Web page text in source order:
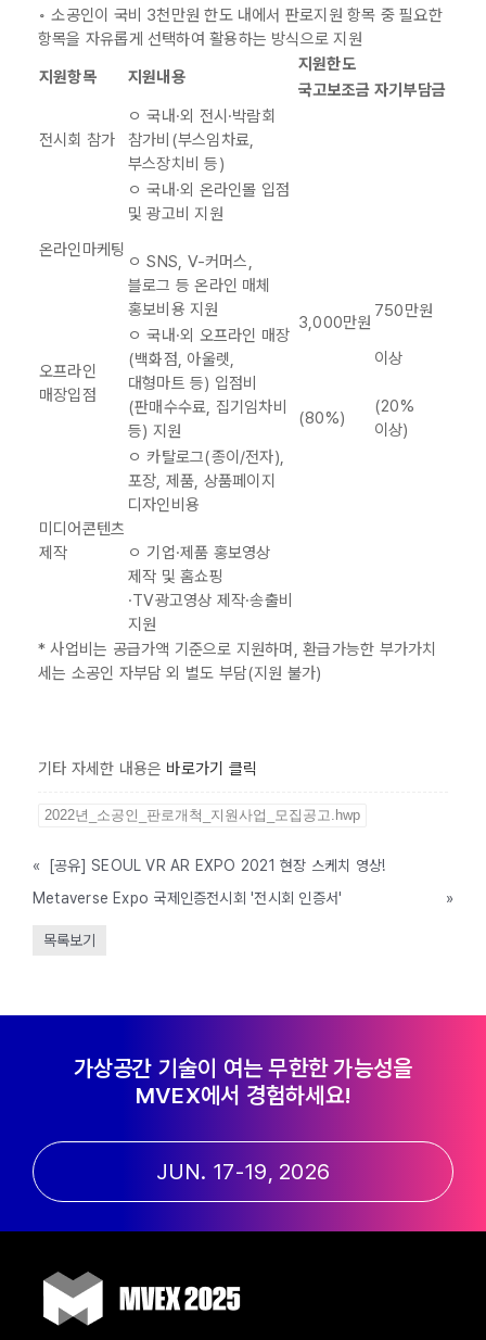
◦ 소공인이 국비 3천만원 한도 내에서 판로지원 항목 중 필요한
항목을 자유롭게 선택하여 활용하는 방식으로 지원
지원항목
지원내용
지원한도
국고보조금 자기부담금
전시회 참가
ㅇ 국내·외 전시·박람회
참가비(부스임차료,
부스장치비 등)
3,000만원
(80%)
750만원
이상
(20%
이상)
온라인마케팅
ㅇ 국내·외 온라인몰 입점
및 광고비 지원
ㅇ SNS, V-커머스,
블로그 등 온라인 매체
홍보비용 지원
오프라인
매장입점
ㅇ 국내·외 오프라인 매장
(백화점, 아울렛,
대형마트 등) 입점비
(판매수수료, 집기임차비
등) 지원
미디어콘텐츠
제작
ㅇ 카탈로그(종이/전자),
포장, 제품, 상품페이지
디자인비용
ㅇ 기업·제품 홍보영상
제작 및 홈쇼핑
·TV광고영상 제작·송출비
지원
* 사업비는 공급가액 기준으로 지원하며, 환급가능한 부가가치
세는 소공인 자부담 외 별도 부담(지원 불가)
기타 자세한 내용은 바로가기 클릭
2022년_소공인_판로개척_지원사업_모집공고.hwp
«
[공유] SEOUL VR AR EXPO 2021 현장 스케치 영상!
Metaverse Expo 국제인증전시회 '전시회 인증서'
»
목록보기
가상공간 기술이 여는 무한한 가능성을
MVEX에서 경험하세요!
JUN. 17-19, 2026